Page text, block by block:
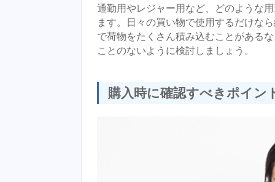
通勤用やレジャー用など、どのような
ます。日々の買い物で使用するだけな
で荷物をたくさん積み込むことがある
ことのないように検討しましょう。
購入時に確認すべきポイン